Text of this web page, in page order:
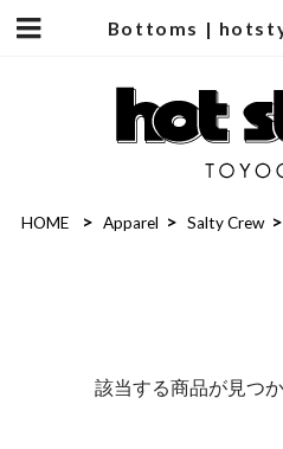
Bottoms |
HOME Apparel Salty Crew
該当する商品が見つ